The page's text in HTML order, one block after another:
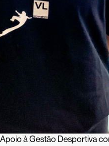
à Gestão Desportiva